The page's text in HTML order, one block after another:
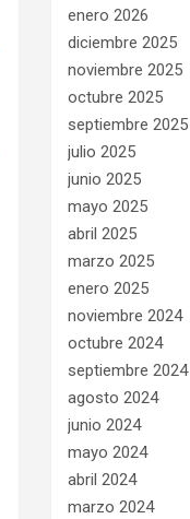
enero 2026
diciembre 2025
noviembre 2025
octubre 2025
septiembre 2025
julio 2025
junio 2025
mayo 2025
abril 2025
marzo 2025
enero 2025
noviembre 2024
octubre 2024
septiembre 2024
agosto 2024
junio 2024
mayo 2024
abril 2024
marzo 2024